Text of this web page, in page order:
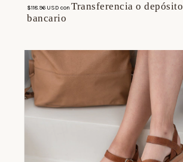
$118.96 USD con Transferencia o depósito
bancario